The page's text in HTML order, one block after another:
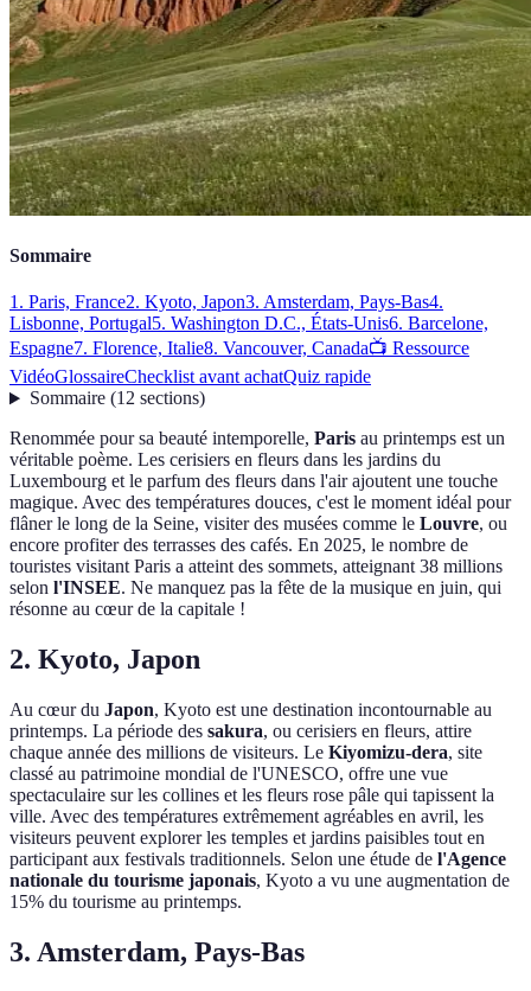
Sommaire
1. Paris, France2. Kyoto, Japon3. Amsterdam, Pays-Bas4.
Lisbonne, Portugal5. Washington D.C., États-Unis6. Barcelone,
Espagne7. Florence, Italie8. Vancouver, Canada📺 Ressource
VidéoGlossaireChecklist avant achatQuiz rapide
Sommaire(12 sections)
Renommée pour sa beauté intemporelle, Paris au printemps est un
véritable poème. Les cerisiers en fleurs dans les jardins du
Luxembourg et le parfum des fleurs dans l'air ajoutent une touche
magique. Avec des températures douces, c'est le moment idéal pour
flâner le long de la Seine, visiter des musées comme le Louvre, ou
encore profiter des terrasses des cafés. En 2025, le nombre de
touristes visitant Paris a atteint des sommets, atteignant 38 millions
selon l'INSEE. Ne manquez pas la fête de la musique en juin, qui
résonne au cœur de la capitale !
2. Kyoto, Japon
Au cœur du Japon, Kyoto est une destination incontournable au
printemps. La période des sakura, ou cerisiers en fleurs, attire
chaque année des millions de visiteurs. Le Kiyomizu-dera, site
classé au patrimoine mondial de l'UNESCO, offre une vue
spectaculaire sur les collines et les fleurs rose pâle qui tapissent la
ville. Avec des températures extrêmement agréables en avril, les
visiteurs peuvent explorer les temples et jardins paisibles tout en
participant aux festivals traditionnels. Selon une étude de l'Agence
nationale du tourisme japonais, Kyoto a vu une augmentation de
15% du tourisme au printemps.
3. Amsterdam, Pays-Bas